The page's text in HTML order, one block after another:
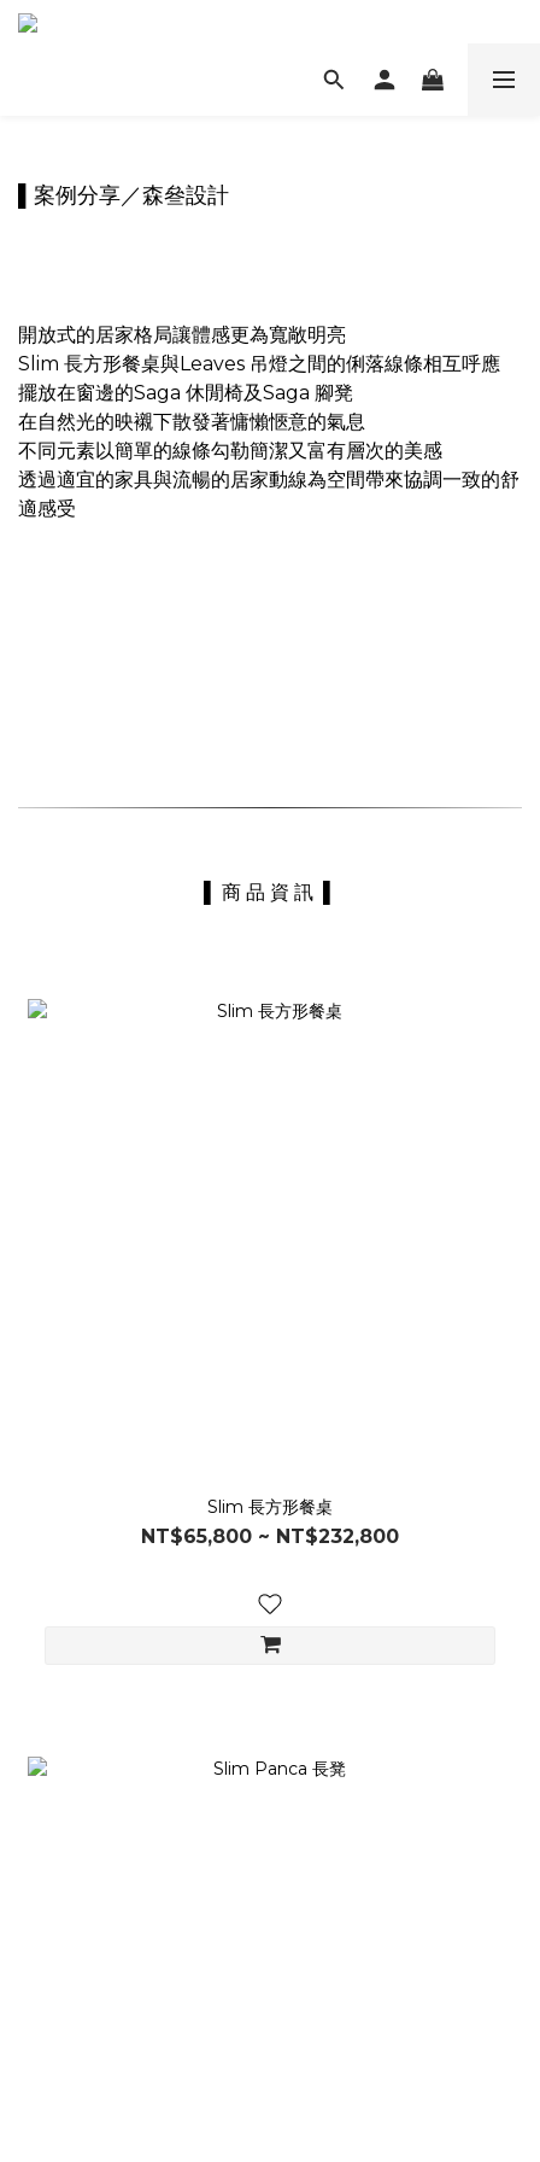
▌案例分享／森叄設計
開放式的居家格局讓體感更為寬敞明亮
Slim 長方形餐桌與Leaves 吊燈之間的俐落線條相互呼應
擺放在窗邊的Saga 休閒椅及Saga 腳凳
在自然光的映襯下散發著慵懶愜意的氣息
不同元素以簡單的線條勾勒簡潔又富有層次的美感
透過適宜的家具與流暢的居家動線為空間帶來協調一致的舒
適感受
▌ 商 品 資 訊 ▌
Slim 長方形餐桌
NT$65,800 ~ NT$232,800